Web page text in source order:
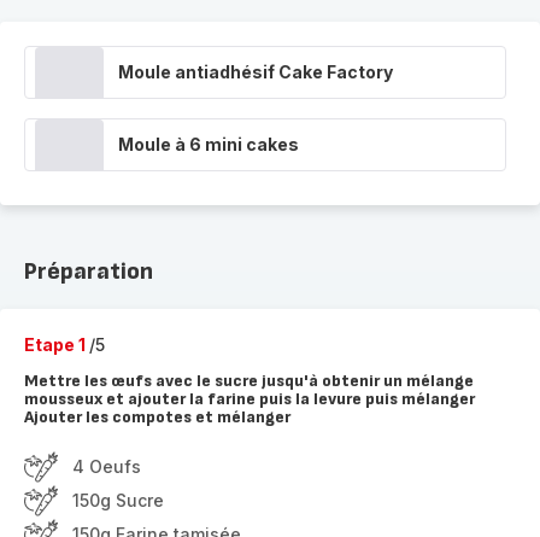
Moule antiadhésif Cake Factory
Moule à 6 mini cakes
Préparation
Etape 1 /5
Mettre les œufs avec le sucre jusqu'à obtenir un mélange
mousseux et ajouter la farine puis la levure puis mélanger
Ajouter les compotes et mélanger
4 Oeufs
150g Sucre